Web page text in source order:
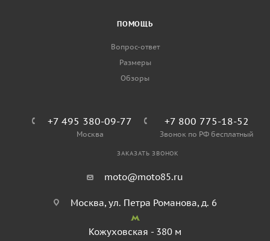
ПОМОЩЬ
Вопрос-ответ
Размеры
Обзоры
+7 495 380-09-77
Москва
+7 800 775-18-52
Звонок по РФ бесплатный
ЗАКАЗАТЬ ЗВОНОК
moto@moto85.ru
Москва, ул. Петра Романова, д. 6
Кожуховская - 380 м